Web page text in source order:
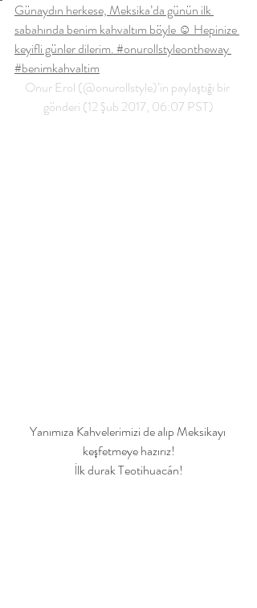
Günaydın herkese, Meksika’da günün ilk
sabahında benim kahvaltım böyle ☺️ Hepinize
keyifli günler dilerim. #onurollstyleontheway
#benimkahvaltim
Onur Erol (@onurollstyle)’in paylaştığı bir
gönderi (12 Şub 2017, 06:07 PST)
Yanımıza Kahvelerimizi de alıp Meksikayı
keşfetmeye hazırız!
İlk durak Teotihuacán!